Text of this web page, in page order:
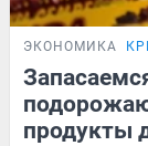
ЭКОНОМИКА
продукты